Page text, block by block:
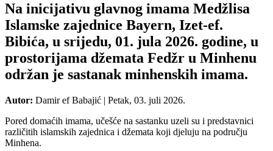
Na inicijativu glavnog imama Medžlisa
Islamske zajednice Bayern, Izet-ef.
Bibića, u srijedu, 01. jula 2026. godine, u
prostorijama džemata Fedžr u Minhenu
održan je sastanak minhenskih imama.
Autor: Damir ef Babajić | Petak, 03. juli 2026.
Pored domaćih imama, učešće na sastanku uzeli su i predstavnici
različitih islamskih zajednica i džemata koji djeluju na području
Minhena.